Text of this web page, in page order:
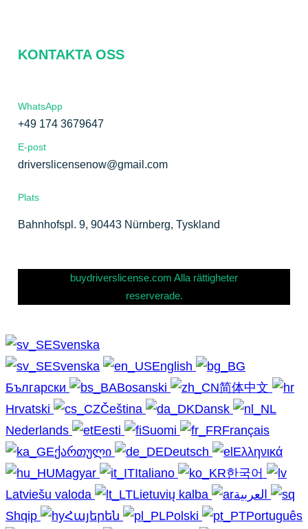
KONTAKTA OSS
WhatsApp
+49 174 3679647
E-post
driverslicensenow@gmail.com
Plats
Bahnhofspl. 9, 90443 Nürnberg, Tyskland
buydriverslicense.com Alla rättigheter
reserverade.
Svenska
Svenska
English
Български
Bosanski
简体中文
Hrvatski
Čeština
Dansk
Nederlands
Eesti Suomi
Français
ქართული
Deutsch
Ελληνικά
Magyar
Italiano
한국어
Latviešu valoda
Lietuvių kalba
Shqip
Հայերեն Polski
Português